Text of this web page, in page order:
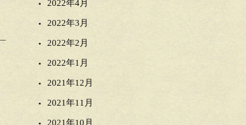
2022年4月
2022年3月
2022年2月
2022年1月
2021年12月
2021年11月
2021年10月